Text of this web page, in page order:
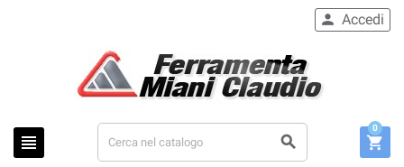
 
 Accedi

0